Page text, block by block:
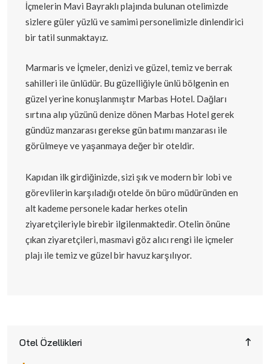
İçmelerin Mavi Bayraklı plajında bulunan otelimizde
sizlere güler yüzlü ve samimi personelimizle dinlendirici
bir tatil sunmaktayız.
Marmaris ve İçmeler, denizi ve güzel, temiz ve berrak
sahilleri ile ünlüdür. Bu güzelliğiyle ünlü bölgenin en
güzel yerine konuşlanmıştır Marbas Hotel. Dağları
sırtına alıp yüzünü denize dönen Marbas Hotel gerek
gündüz manzarası gerekse gün batımı manzarası ile
görülmeye ve yaşanmaya değer bir oteldir.
Kapıdan ilk girdiğinizde, sizi şık ve modern bir lobi ve
görevlilerin karşıladığı otelde ön büro müdüründen en
alt kademe personele kadar herkes otelin
ziyaretçileriyle birebir ilgilenmaktedir. Otelin önüne
çıkan ziyaretçileri, masmavi göz alıcı rengi ile içmeler
plajı ile temiz ve güzel bir havuz karşılıyor.
Otel Özellikleri